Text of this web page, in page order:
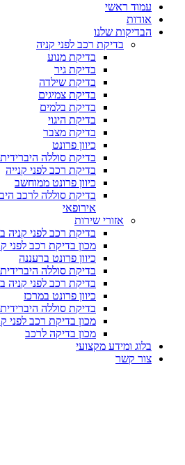
עמוד ראשי
אודות
הבדיקות שלנו
בדיקת רכב לפני קניה
בדיקת מנוע
בדיקת גיר
בדיקת שילדה
בדיקת צמיגים
בדיקת בלמים
בדיקת היגוי
בדיקת מצבר
כיוון פרונט
בדיקת סוללה היברידית
בדיקת רכב לפני קנייה
כיוון פרונט ממוחשב
אירופאי
אזורי שירות
בדיקת רכב לפני קניה
מכון בדיקת רכב לפני
כיוון פרונט ברעננה
בדיקת סוללה
בדיקת רכב לפני קניה
כיוון פרונט במרכז
בדיקת סוללה
מכון בדיקת רכב לפני
מכון בדיקה לרכב
בלוג ומידע מקצועי
צור קשר